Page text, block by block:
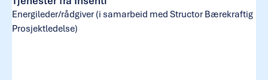
Energileder/rådgiver (i samarbeid med Structor Bærekraftig
Prosjektledelse)